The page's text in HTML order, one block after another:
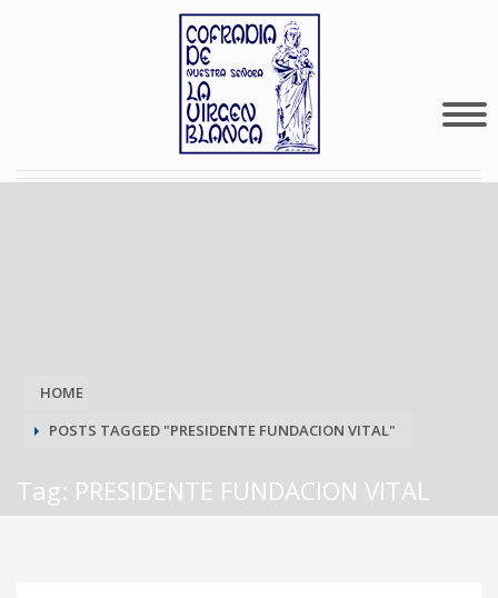
HOME
POSTS TAGGED "PRESIDENTE FUNDACION VITAL"
Tag: PRESIDENTE FUNDACION VITAL